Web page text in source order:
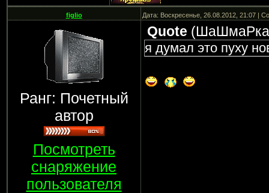
figlio Дата: Воскресенье, 26.08.2012, 21:07 |
Ранг: Почетный
автор
Посмотреть
снаряжение
пользователя
Quote (
я думал это пуху